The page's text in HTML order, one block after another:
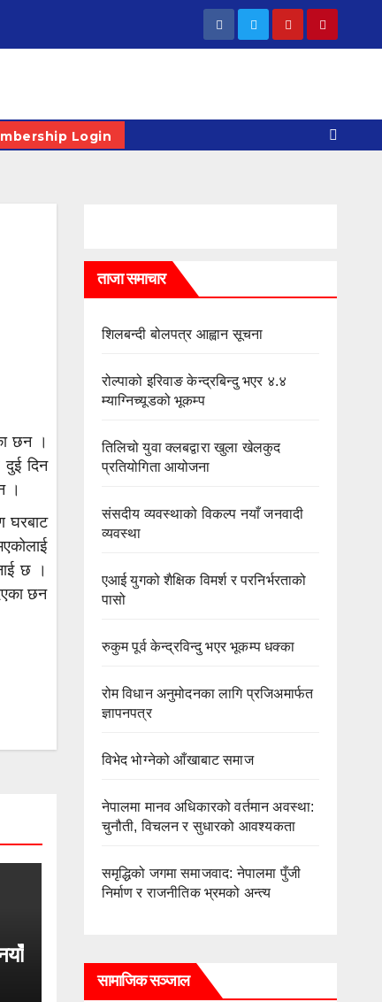
Login
छन ।
दिन
।
घरबाट
छ ।
छन
ताजा समाचार
शिलबन्दी बोलपत्र आह्वान सूचना
रोल्पाको इरिवाङ केन्द्रबिन्दु भएर ४.४
म्याग्निच्यूडको भूकम्प
तिलिचो युवा क्लबद्वारा खुला खेलकुद
प्रतियोगिता आयोजना
संसदीय व्यवस्थाको विकल्प नयाँ जनवादी
व्यवस्था
एआई युगको शैक्षिक विमर्श र परनिर्भरताको
पासो
रुकुम पूर्व केन्द्रविन्दु भएर भूकम्प धक्का
रोम विधान अनुमोदनका लागि प्रजिअमार्फत
ज्ञापनपत्र
विभेद भोग्नेको आँखाबाट समाज
नेपालमा मानव अधिकारको वर्तमान अवस्था:
चुनौती, विचलन र सुधारको आवश्यकता
समृद्धिको जगमा समाजवाद: नेपालमा पुँजी
निर्माण र राजनीतिक भ्रमको अन्त्य
सामाजिक सञ्जाल